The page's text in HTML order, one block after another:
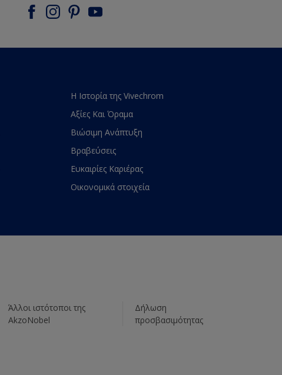
Η Ιστορία της Vivechrom
Αξίες Και Όραμα
Βιώσιμη Ανάπτυξη
Βραβεύσεις
Ευκαιρίες Καριέρας
Οικονομικά στοιχεία
Άλλοι ιστότοποι της
AkzoNobel
Δήλωση
προσβασιμότητας